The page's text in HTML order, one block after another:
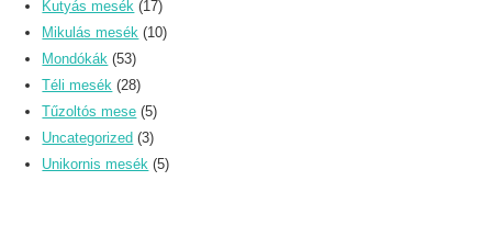
Kutyás mesék (17)
Mikulás mesék (10)
Mondókák (53)
Téli mesék (28)
Tűzoltós mese (5)
Uncategorized (3)
Unikornis mesék (5)